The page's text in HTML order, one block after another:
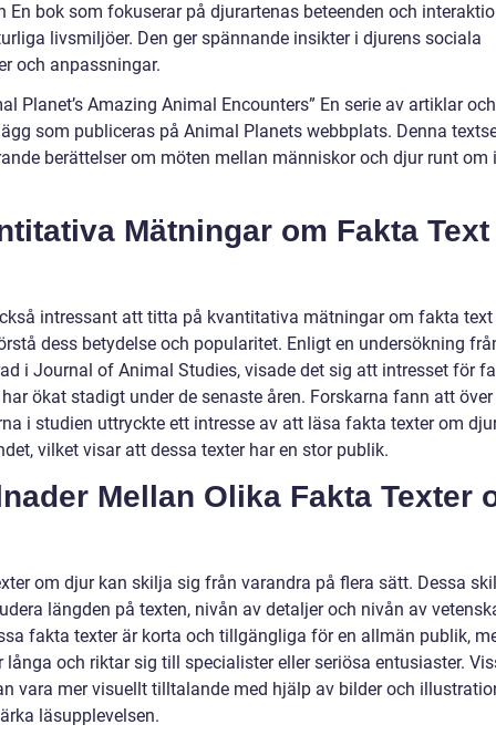
En bok som fokuserar på djurartenas beteenden och
livsmiljöer. Den ger spännande insikter i djurens sociala
och anpassningar.
Planet’s Amazing Animal Encounters” En serie av artiklar och
som publiceras på Animal Planets webbplats. Denna
berättelser om möten mellan människor och djur runt om i
Mätningar om Fakta
intressant att titta på kvantitativa mätningar om fakta
dess betydelse och popularitet. Enligt en undersökning
i Journal of Animal Studies, visade det sig att intresset för
ökat stadigt under de senaste åren. Forskarna fann att över
i studien uttryckte ett intresse av att läsa fakta texter om
vilket visar att dessa texter har en stor publik.
Mellan Olika Fakta Texter
om djur kan skilja sig från varandra på flera sätt. Dessa
längden på texten, nivån av detaljer och nivån av
fakta texter är korta och tillgängliga för en allmän publik,
långa och riktar sig till specialister eller seriösa entusiaster.
vara mer visuellt tilltalande med hjälp av bilder och
läsupplevelsen.